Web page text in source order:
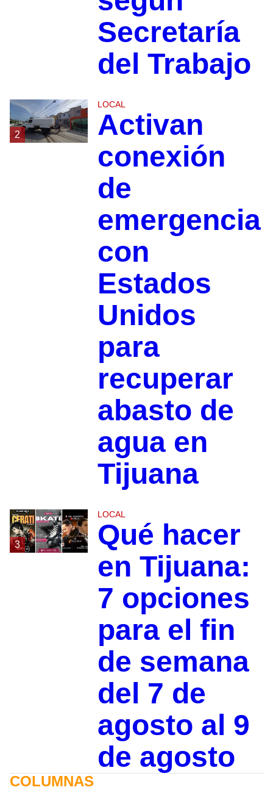
Secretaría
del Trabajo
2
LOCAL
Activan
conexión
de
emergencia
con
Estados
Unidos
para
recuperar
abasto de
agua en
Tijuana
3
LOCAL
Qué hacer
en Tijuana:
7 opciones
para el fin
de semana
del 7 de
agosto al 9
de agosto
COLUMNAS